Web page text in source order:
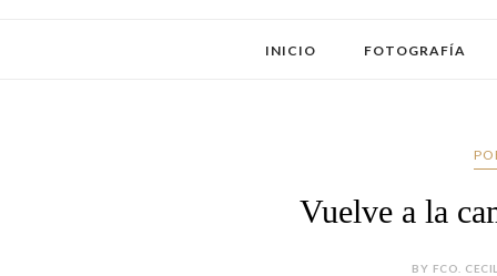
INICIO FOTOGRAFÍA
Vuelve a la
BY FCO.